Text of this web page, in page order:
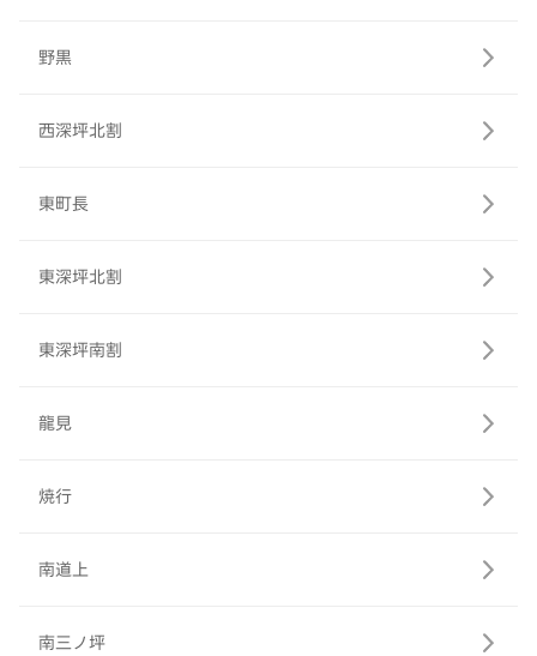
野黒
西深坪北割
東町長
東深坪北割
東深坪南割
龍見
焼行
南道上
南三ノ坪